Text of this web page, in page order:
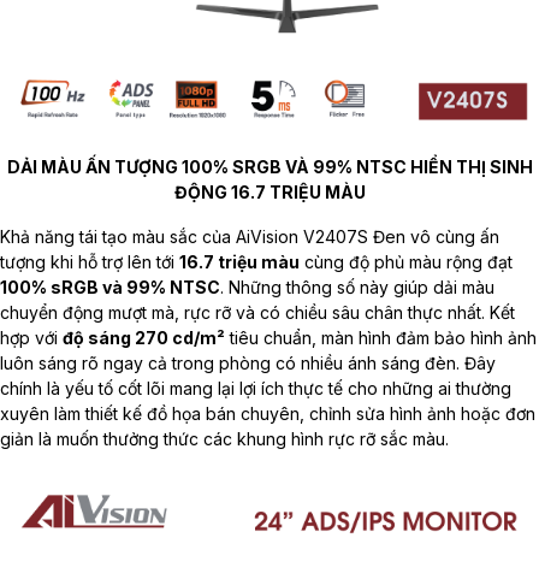
DẢI MÀU ẤN TƯỢNG 100% SRGB VÀ 99% NTSC HIỂN THỊ SINH
ĐỘNG 16.7 TRIỆU MÀU
Khả năng tái tạo màu sắc của AiVision V2407S Đen vô cùng ấn
tượng khi hỗ trợ lên tới 16.7 triệu màu cùng độ phủ màu rộng đạt
100% sRGB và 99% NTSC. Những thông số này giúp dải màu
chuyển động mượt mà, rực rỡ và có chiều sâu chân thực nhất. Kết
hợp với độ sáng 270 cd/m² tiêu chuẩn, màn hình đảm bảo hình ảnh
luôn sáng rõ ngay cả trong phòng có nhiều ánh sáng đèn. Đây
chính là yếu tố cốt lõi mang lại lợi ích thực tế cho những ai thường
xuyên làm thiết kế đồ họa bán chuyên, chỉnh sửa hình ảnh hoặc đơn
giản là muốn thưởng thức các khung hình rực rỡ sắc màu.